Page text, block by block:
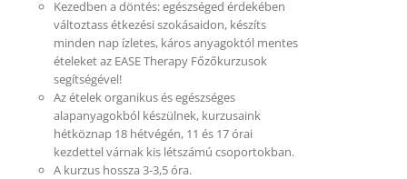
Kezedben a döntés: egészséged érdekében
változtass étkezési szokásaidon, készíts
minden nap ízletes, káros anyagoktól mentes
ételeket az EASE Therapy Főzőkurzusok
segítségével!
Az ételek organikus és egészséges
alapanyagokból készülnek, kurzusaink
hétköznap 18 hétvégén, 11 és 17 órai
kezdettel várnak kis létszámú csoportokban.
A kurzus hossza 3-3,5 óra.